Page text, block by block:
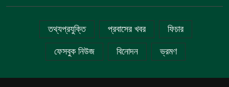
তথ্যপ্রযুক্তি প্রবাসের খবর ফিচার
ফেসবুক নিউজ বিনোদন ভ্রমণ